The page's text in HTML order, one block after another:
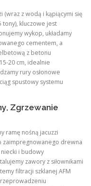
(wraz z wodą i kąpiącymi się
tony), kluczowe jest
wykop, układamy
cementem, a
z betonu
20 cm, idealnie
rury osłonowe
spustowy systemu
Zgrzewanie
ramę nośną jacuzzi
zaimpregnowanego drewna
i budowy
zawory z siłownikami
filtracji szklanej AFM